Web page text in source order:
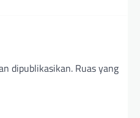
dipublikasikan. Ruas yang